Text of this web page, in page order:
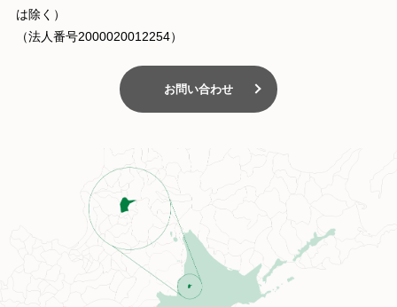
は除く）
（法人番号2000020012254）
お問い合わせ